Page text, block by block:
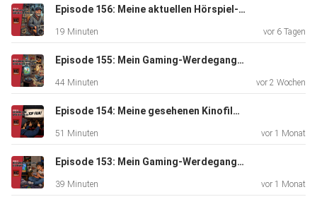
Episode 156: Meine aktuellen Hörspiel-Empfehlungen
19 Minuten vor 6 Tagen
Episode 155: Mein Gaming-Werdegang - Von der Sony Playstation, dem Nintendo64 bis hin zum ersten Pentium-PC
44 Minuten vor 2 Wochen
Episode 154: Meine gesehenen Kinofilme von April bis Juni 2026
51 Minuten vor 1 Monat
Episode 153: Mein Gaming-Werdegang - Vom Atari 2600, NES & Game Boy bis zum SNES und Amiga 500
39 Minuten vor 1 Monat